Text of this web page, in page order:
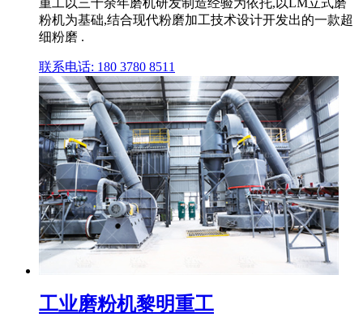
重工以三十余年磨机研发制造经验为依托,以LM立式磨
粉机为基础,结合现代粉磨加工技术设计开发出的一款超
细粉磨 .
联系电话: 180 3780 8511
工业磨粉机黎明重工